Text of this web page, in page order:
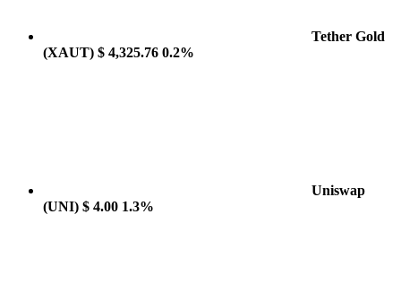
Tether Gold
(XAUT) $ 4,325.76 0.2%
Uniswap
(UNI) $ 4.00 1.3%